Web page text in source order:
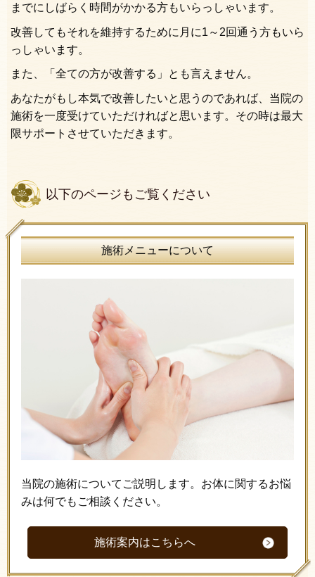
までにしばらく時間がかかる方もいらっしゃいます。
改善してもそれを維持するために月に1～2回通う方もいら
っしゃいます。
また、「全ての方が改善する」とも言えません。
あなたがもし本気で改善したいと思うのであれば、当院の
施術を一度受けていただければと思います。その時は最大
限サポートさせていただきます。
以下のページもご覧ください
施術メニューについて
当院の施術についてご説明します。お体に関するお悩
みは何でもご相談ください。
施術案内はこちらへ